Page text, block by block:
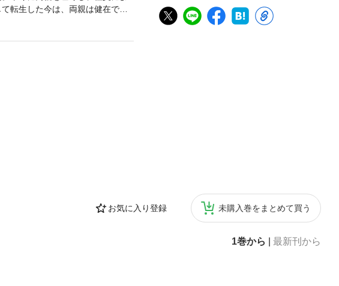
お気に入り登録 未購入巻をまとめて買う
1巻から 最新刊から
転生した今は、両親は健在でも
悪な家庭環境から逃れるため、
かわけありのようで――これ